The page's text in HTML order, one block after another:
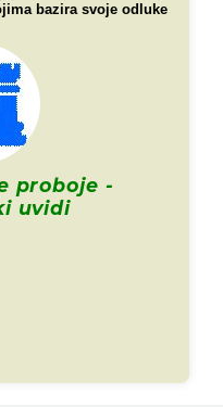
bazira svoje odluke
proboje -
uvidi